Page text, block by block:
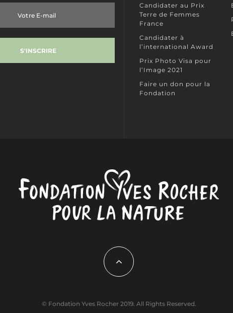
Candidater au Prix
Terre de Femmes
France
Candidater à
l’international Award
Prix Photo Visa pour
l’Image 2021
Faire un don pour la
Fondation
© Fondation Yves Rocher 2019. All Rights Reserved.